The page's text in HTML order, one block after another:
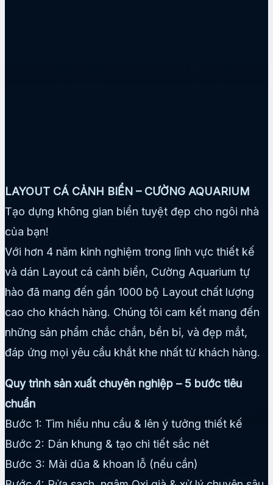
LAYOUT CÁ CẢNH BIỂN – CƯỜNG AQUARIUM
Tạo dựng không gian biển tuyệt đẹp cho ngôi nhà
của bạn!
Với hơn 4 năm kinh nghiệm trong lĩnh vực thiết kế
và dán Layout cá cảnh biển, Cường Aquarium tự
hào đã mang đến gần 1000 bộ Layout chất lượng
cao cho khách hàng. Chúng tôi cam kết mang đến
những sản phẩm chắc chắn, bền bỉ, và đẹp mắt,
đáp ứng mọi yêu cầu khắt khe nhất từ khách hàng.
Quy trình sản xuất chuyên nghiệp – 5 bước tiêu
chuẩn
Bước 1: Tìm hiểu nhu cầu & lên ý tưởng thiết kế
Bước 2: Dán khung & tạo chi tiết sắc nét
Bước 3: Mài dũa & khoan lỗ (nếu cần)